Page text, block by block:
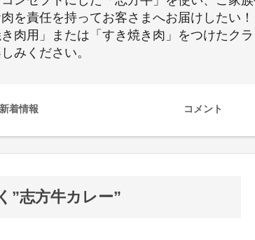
を責任を持ってお客さまへお届けしたい
肉用」または「すき焼き肉」をつけたク
みください。
新着情報 コメント
”志方牛カレー”